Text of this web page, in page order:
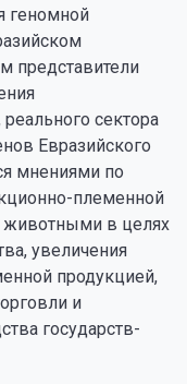
геномной
представители
сектора
Евразийского
мнениями по
племенной
животными в целях
увеличения
продукцией,
и
государств-